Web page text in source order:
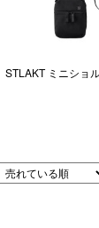
STLAKT ミニショ